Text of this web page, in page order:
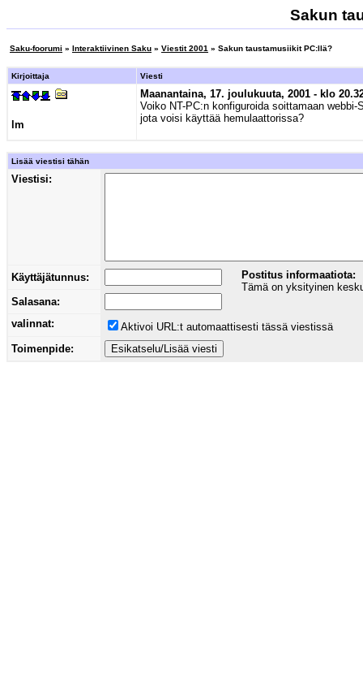
Sakun
Saku-foorumi » Interaktiivinen Saku » Viestit 2001 » Sakun taustamusiikit PC:llä?
Kirjoittaja Viesti
lm
Maanantaina, 17. joulukuuta, 2001 - klo
Voiko NT-PC:n konfiguroida soittamaan
jota voisi käyttää hemulaattorissa?
Lisää viestisi tähän
Viestisi:
Käyttäjätunnus:
Postitus informaatiota:
Tämä on yksityinen
Salasana:
valinnat:
Aktivoi URL:t automaattisesti tässä viestissä
Toimenpide: